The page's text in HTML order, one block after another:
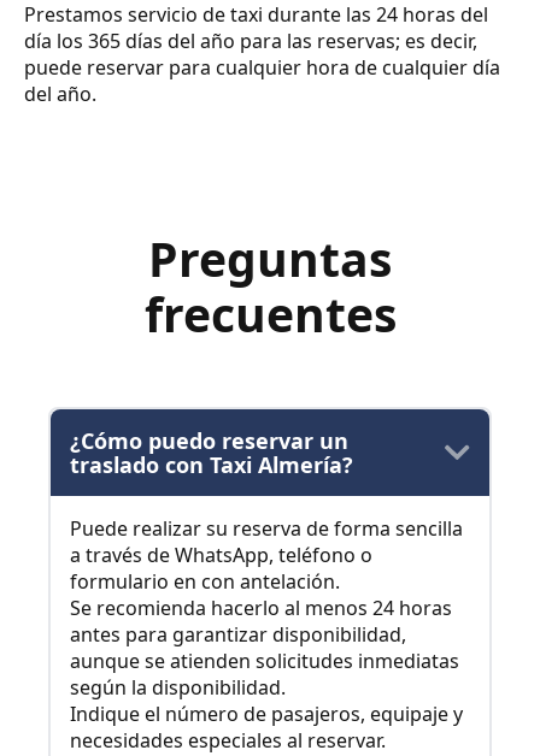
Prestamos servicio de taxi durante las 24 horas del
día los 365 días del año para las reservas; es decir,
puede reservar para cualquier hora de cualquier día
del año.
Preguntas
frecuentes
¿Cómo puedo reservar un
traslado con Taxi Almería?
Puede realizar su reserva de forma sencilla
a través de WhatsApp, teléfono o
formulario en con antelación.
Se recomienda hacerlo al menos 24 horas
antes para garantizar disponibilidad,
aunque se atienden solicitudes inmediatas
según la disponibilidad.
Indique el número de pasajeros, equipaje y
necesidades especiales al reservar.